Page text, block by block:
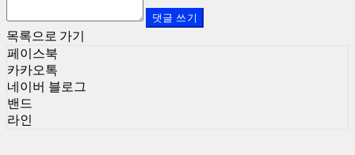
댓글 쓰기
목록으로 가기
페이스북
카카오톡
네이버 블로그
밴드
라인